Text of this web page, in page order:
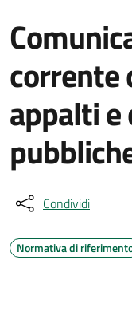
corrente
appalti e
Condividi
Normativa di